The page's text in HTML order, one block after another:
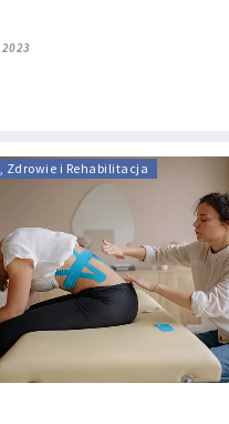
Zdrowie i Rehabilitacja